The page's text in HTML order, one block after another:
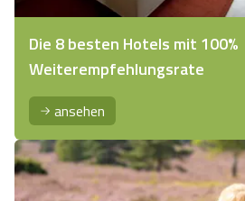
Die 8 besten Hotels mit 100%
Weiterempfehlungsrate
ansehen